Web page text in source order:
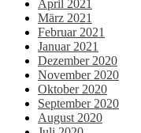
April 2021
März 2021
Februar 2021
Januar 2021
Dezember 2020
November 2020
Oktober 2020
September 2020
August 2020